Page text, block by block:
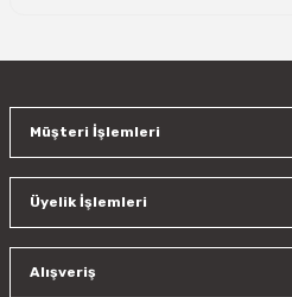
Müşteri İşlemleri
Üyelik İşlemleri
Alışveriş